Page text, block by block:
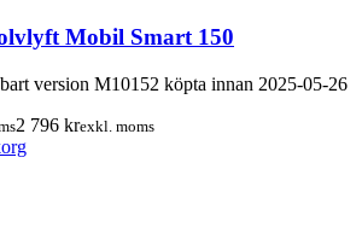
Mobil Smart 150
version M10152 köpta innan 2025-05-26
2 796 krexkl. moms